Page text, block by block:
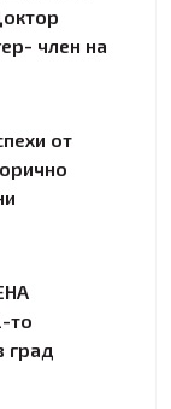
член на
от
то
град